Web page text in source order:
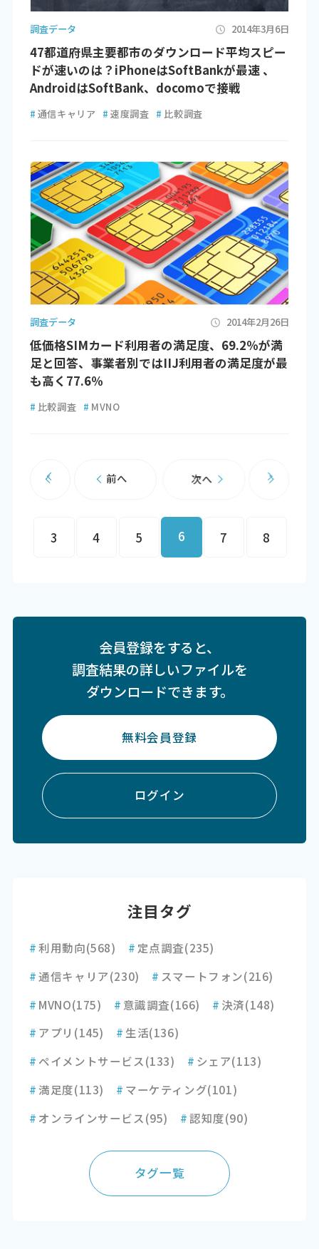
調査データ 2014年3月6日
47都道府県主要都市のダウンロード平均スピー
ドが速いのは？iPhoneはSoftBankが最速 、
AndroidはSoftBank、docomoで接戦
# 通信キャリア # 速度調査 # 比較調査
調査データ 2014年2月26日
低価格SIMカード利用者の満足度、69.2％が満
足と回答、事業者別ではIIJ利用者の満足度が最
も高く77.6％
# 比較調査 # MVNO
前へ
3 4 5 6 7 8
次へ
会員登録をすると、
調査結果の詳しいファイルを
ダウンロードできます。
無料会員登録
ログイン
注目タグ
#利用動向(568) # 定点調査(235)
#通信キャリア(230) # スマートフォン(216)
# MVNO(175) # 意識調査(166) # 決済(148)
# アプリ (145) # 生活(136)
# ペイメントサービス(133) # シェア(113)
#満足度(113) # マーケティング(101)
# オンラインサービス(95) #認知度(90)
タグ一覧